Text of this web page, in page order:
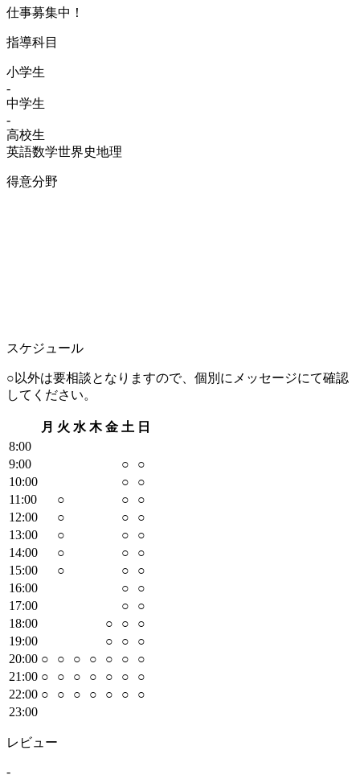
仕事募集中！
指導科目
小学生
-
中学生
-
高校生
英語数学世界史地理
得意分野
スケジュール
○以外は要相談となりますので、個別にメッセージにて確認
してください。
月 火 水 木 金 土 日
8:00
9:00 ○
○
10:00 ○
○
11 :00 ○ ○
○
12:00 ○ ○
○
13:00 ○ ○
○
14:00 ○ ○
○
15:00 ○ ○
○
16:00 ○
○
17:00 ○
○
18:00 ○ ○
○
19:00 ○ ○
○
20:00 ○ ○ ○ ○ ○ ○
○
21 :00 ○ ○ ○ ○ ○ ○
○
22:00 ○ ○ ○ ○ ○ ○
○
23:00
レビュー
-